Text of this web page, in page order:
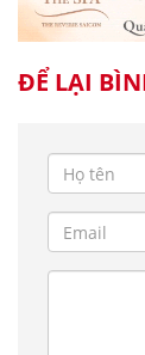
ĐỂ LẠI